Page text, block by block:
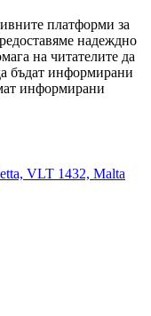
платформи за
надеждно
на читателите да
бъдат информирани
информирани
VLT 1432, Malta